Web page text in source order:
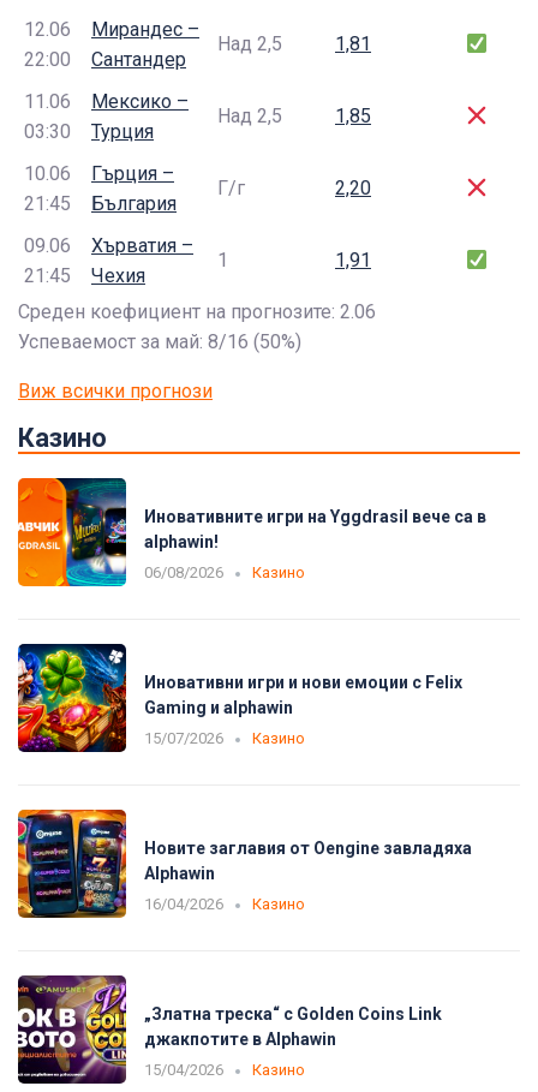
12.06
22:00
Мирандес –
Сантандер
Над 2,5 1,81
11.06
03:30
Мексико –
Турция
Над 2,5 1,85
10.06
21:45
Гърция –
България
Г/г 2,20
09.06
21:45
Хърватия –
Чехия
1 1,91
Среден коефициент на прогнозите: 2.06
Успеваемост за май: 8/16 (50%)
Виж всички прогнози
Казино
Иновативните игри на Yggdrasil вече са в
alphawin!
06/08/2026 Казино
Иновативни игри и нови емоции с Felix
Gaming и alphawin
15/07/2026 Казино
Новите заглавия от Oengine завладяха
Alphawin
16/04/2026 Казино
„Златна треска“ с Golden Coins Link
джакпотите в Alphawin
15/04/2026 Казино